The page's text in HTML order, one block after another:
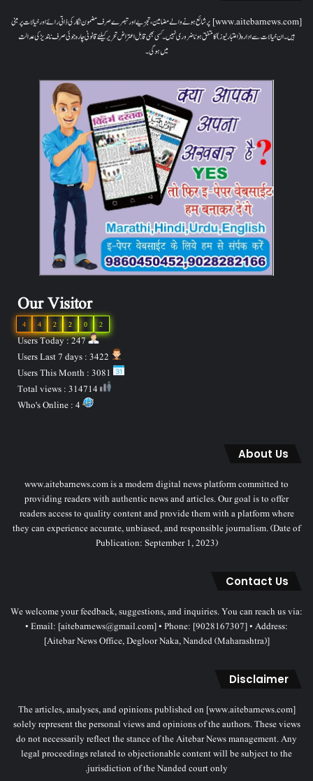
[www.aitebarnews.com] پر شائع ہونے والے مضامین، تجزیے اور تبصرے صرف مضمون نگار کی ذاتی رائے اور خیالات پر مبنی
ہیں۔ ان خیالات سے ادارہ (اعتبار نیوز) کا متفق ہونا ضروری نہیں۔ کسی بھی قابل اعتراض تحریر کیلئے قانونی چارہ جوئی صرف ناندیڑ کی عدالت
میں ہوگی۔
Our Visitor
2
0
2
2
4
4
Users Today : 247
About Us
www.aitebarnews.com is a modern digital news platform committed to
providing readers with authentic news and articles. Our goal is to offer
readers access to quality content and provide them with a platform where
they can experience accurate, unbiased, and responsible journalism. (Date of
Publication: September 1, 2023)
Contact Us
We welcome your feedback, suggestions, and inquiries. You can reach us via:
• Email: [aitebarnews@gmail.com] • Phone: [9028167307] • Address:
[Aitebar News Office, Degloor Naka, Nanded (Maharashtra)]
Disclaimer
The articles, analyses, and opinions published on [www.aitebarnews.com]
solely represent the personal views and opinions of the authors. These views
do not necessarily reflect the stance of the Aitebar News management. Any
legal proceedings related to objectionable content will be subject to the
jurisdiction of the Nanded court only.